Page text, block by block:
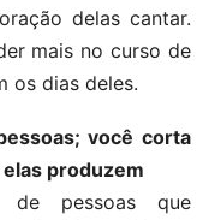
delas cantar.
mais no curso de
os dias deles.
você corta
produzem
de pessoas que